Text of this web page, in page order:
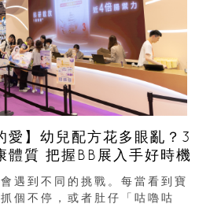
愛】幼兒配方花多眼亂？3
體質 把握BB展入手好時機
遇到不同的挑戰。每當看到寶
個不停，或者肚仔「咕嚕咕